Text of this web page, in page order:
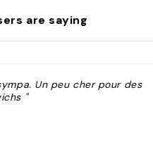
are saying
Un peu cher pour des
"